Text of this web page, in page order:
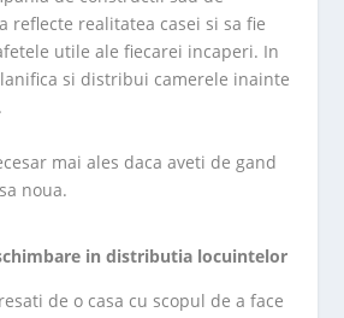
reflecte realitatea casei si sa fie
utile ale fiecarei incaperi. In
si distribui camerele inainte
mai ales daca aveti de gand
noua.
in distributia locuintelor
de o casa cu scopul de a face